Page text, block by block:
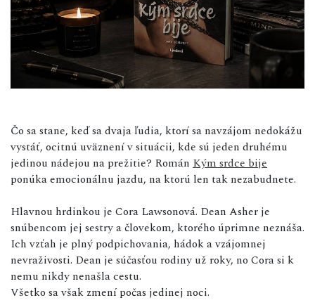
Čo sa stane, keď sa dvaja ľudia, ktorí sa navzájom nedokážu
vystáť, ocitnú uväznení v situácii, kde sú jeden druhému
jedinou nádejou na prežitie? Román Kým srdce bije
ponúka emocionálnu jazdu, na ktorú len tak nezabudnete.
Hlavnou hrdinkou je Cora Lawsonová. Dean Asher je
snúbencom jej sestry a človekom, ktorého úprimne neznáša.
Ich vzťah je plný podpichovania, hádok a vzájomnej
nevraživosti. Dean je súčasťou rodiny už roky, no Cora si k
nemu nikdy nenašla cestu.
Všetko sa však zmení počas jedinej noci.